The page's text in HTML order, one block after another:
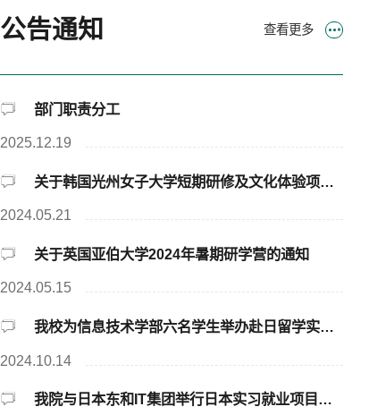
公告通知 查看更多
部门职责分工
2025.12.19
关于韩国光州女子大学短期研修及文化体验项目的通知
2024.05.21
关于英国亚伯大学2024年暑期研学营的通知
2024.05.15
我校为信息技术学部六名学生举办赴日留学实习欢送会
2024.10.14
我院与日本东和IT集团举行日本实习就业项目洽谈会